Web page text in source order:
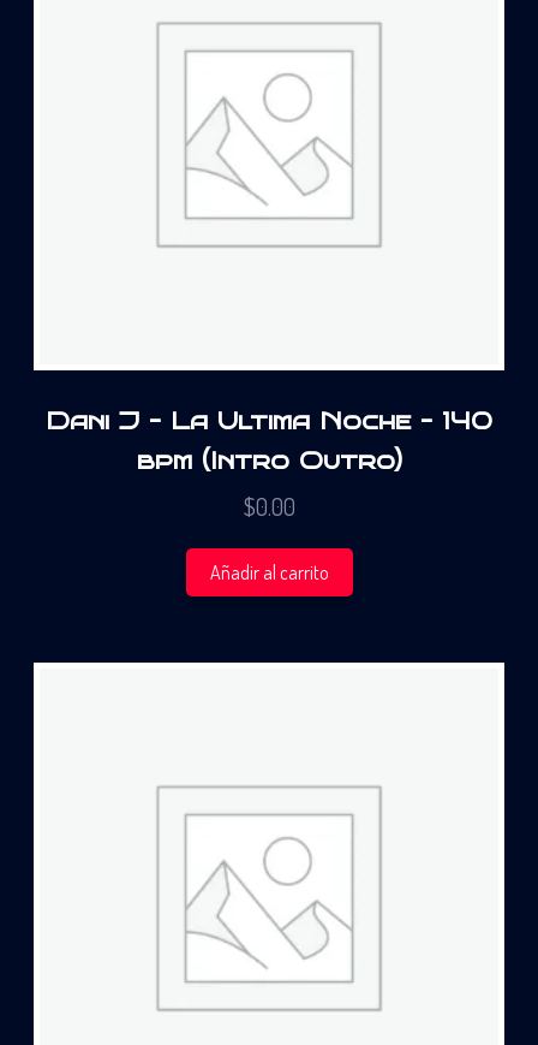
Dani J – La Ultima Noche – 140
bpm (Intro Outro)
$0.00
Añadir al carrito